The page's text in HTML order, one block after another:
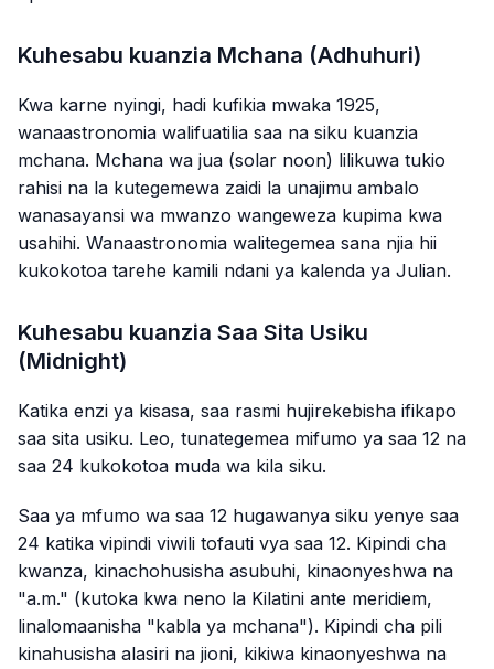
Kuhesabu kuanzia Mchana (Adhuhuri)
Kwa karne nyingi, hadi kufikia mwaka 1925,
wanaastronomia walifuatilia saa na siku kuanzia
mchana. Mchana wa jua (solar noon) lilikuwa tukio
rahisi na la kutegemewa zaidi la unajimu ambalo
wanasayansi wa mwanzo wangeweza kupima kwa
usahihi. Wanaastronomia walitegemea sana njia hii
kukokotoa tarehe kamili ndani ya kalenda ya Julian.
Kuhesabu kuanzia Saa Sita Usiku
(Midnight)
Katika enzi ya kisasa, saa rasmi hujirekebisha ifikapo
saa sita usiku. Leo, tunategemea mifumo ya saa 12 na
saa 24 kukokotoa muda wa kila siku.
Saa ya mfumo wa saa 12 hugawanya siku yenye saa
24 katika vipindi viwili tofauti vya saa 12. Kipindi cha
kwanza, kinachohusisha asubuhi, kinaonyeshwa na
"a.m." (kutoka kwa neno la Kilatini ante meridiem,
linalomaanisha "kabla ya mchana"). Kipindi cha pili
kinahusisha alasiri na jioni, kikiwa kinaonyeshwa na